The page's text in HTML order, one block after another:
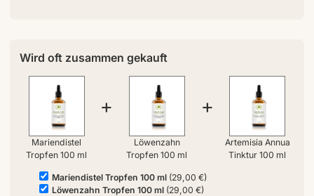
Wird oft zusammen gekauft
Mariendistel
Tropfen 100 ml
+
Löwenzahn
Tropfen 100 ml
+
Artemisia Annua
Tinktur 100 ml
Mariendistel Tropfen 100 ml(29,00 €)
Löwenzahn Tropfen 100 ml(29,00 €)